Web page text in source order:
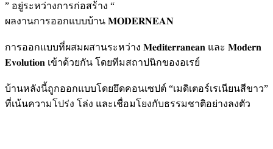
” อยู่ระหว่างการก่อสร้าง “
ผลงานการออกแบบบ้าน 𝐌𝐎𝐃𝐄𝐑𝐍𝐄𝐀𝐍
การออกแบบที่ผสมผสานระหว่าง 𝐌𝐞𝐝𝐢𝐭𝐞𝐫𝐫𝐚𝐧𝐞𝐚𝐧 และ 𝐌𝐨𝐝𝐞𝐫𝐧
𝐄𝐯𝐨𝐥𝐮𝐭𝐢𝐨𝐧 เข้าด้วยกัน โดยทีมสถาปนิกของอเรย์
บ้านหลังนี้ถูกออกแบบโดยยึดคอนเซปต์ “เมดิเตอร์เรเนียนสีขาว”
ที่เน้นความโปร่ง โล่ง และเชื่อมโยงกับธรรมชาติอย่างลงตัว